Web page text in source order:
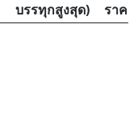
บรรทุกสูงสุด)
ราคา